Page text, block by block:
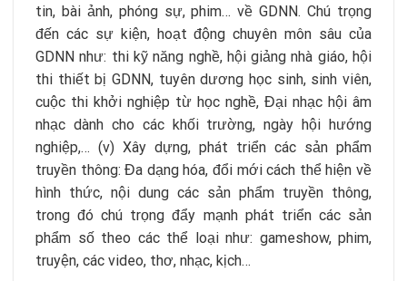
tin, bài ảnh, phóng sự, phim… về GDNN. Chú trọng
đến các sự kiện, hoạt động chuyên môn sâu của
GDNN như: thi kỹ năng nghề, hội giảng nhà giáo, hội
thi thiết bị GDNN, tuyên dương học sinh, sinh viên,
cuộc thi khởi nghiệp từ học nghề, Đại nhạc hội âm
nhạc dành cho các khối trường, ngày hội hướng
nghiệp,… (v) Xây dựng, phát triển các sản phẩm
truyền thông: Đa dạng hóa, đổi mới cách thể hiện về
hình thức, nội dung các sản phẩm truyền thông,
trong đó chú trọng đẩy mạnh phát triển các sản
phẩm số theo các thể loại như: gameshow, phim,
truyện, các video, thơ, nhạc, kịch…